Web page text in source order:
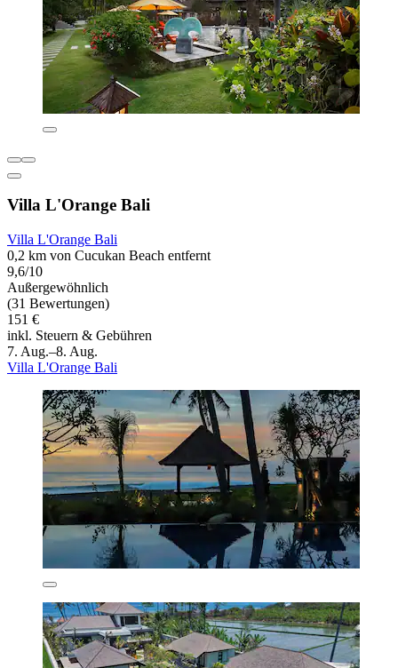
Villa L'Orange Bali
Villa L'Orange Bali
0,2 km von Cucukan Beach entfernt
9,6/10
Außergewöhnlich
(31 Bewertungen)
151 €
inkl. Steuern & Gebühren
7. Aug.–8. Aug.
Villa L'Orange Bali